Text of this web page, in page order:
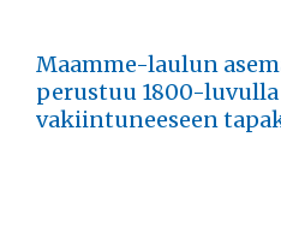
Maamme-laulun
perustuu 1800-
vakiintuneeseen